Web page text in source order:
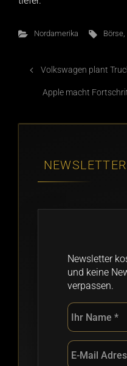
Nordamerika Börse,
Volkswagen plant
Apple macht
NEWSLETTER
Newsletter
und keine
verpassen.